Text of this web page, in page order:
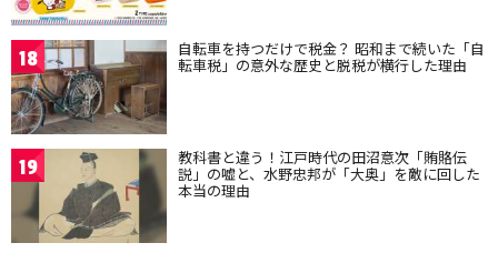
18 自転車を持つだけで税金？ 昭和まで続いた「自
転車税」の意外な歴史と脱税が横行した理由
19 教科書と違う！江戸時代の田沼意次「賄賂伝
説」の嘘と、水野忠邦が「大奥」を敵に回した
本当の理由